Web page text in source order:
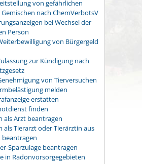
von gefährlichen
nach ChemVerbotsV
bei Wechsel der
Person
von Bürgergeld
zur Kündigung nach
von Tierversuchen
melden
erstatten
finden
als Arzt beantragen
als Tierarzt oder Tierärztin aus
Sparzulage beantragen
in Radonvorsorgegebieten